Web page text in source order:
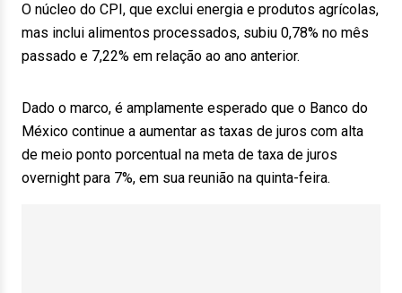
O núcleo do CPI, que exclui energia e produtos agrícolas,
mas inclui alimentos processados, subiu 0,78% no mês
passado e 7,22% em relação ao ano anterior.
Dado o marco, é amplamente esperado que o Banco do
México continue a aumentar as taxas de juros com alta
de meio ponto porcentual na meta de taxa de juros
overnight para 7%, em sua reunião na quinta-feira.